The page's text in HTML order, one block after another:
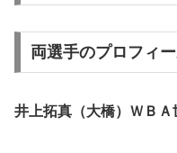
両選手のプロフィ
井上拓真（大橋）ＷＢ